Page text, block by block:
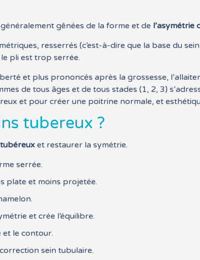
gênées de la forme et de l’asymétrie
resserrés (c’est-à-dire que la base du
pli est trop serrée.
et plus prononcés après la grossesse,
de tous âges et de tous stades (1, 2, 3)
et pour créer une poitrine normale, et
tubereux ?
et restaurer la symétrie.
serrée.
plate et moins projetée.
et crée l’équilibre.
et le contour.
sein tubulaire.